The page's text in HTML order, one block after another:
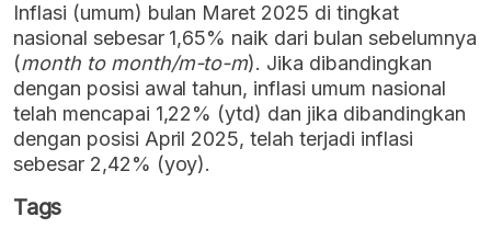
Inflasi (umum) bulan Maret 2025 di tingkat
nasional sebesar 1,65% naik dari bulan sebelumnya
(month to month/m-to-m). Jika dibandingkan
dengan posisi awal tahun, inflasi umum nasional
telah mencapai 1,22% (ytd) dan jika dibandingkan
dengan posisi April 2025, telah terjadi inflasi
sebesar 2,42% (yoy).
Tags